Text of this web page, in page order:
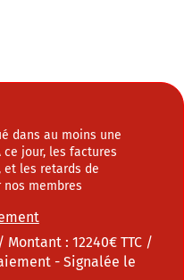
dans au moins une
ce jour, les factures
et les retards de
membres
Montant : 12240€ TTC/
- Signalée le